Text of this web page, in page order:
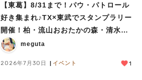
【東葛】8/31まで！パウ・パトロール
好き集まれ♪TX×東武でスタンプラリー
開催！柏・流山おおたかの森・清水公
園など10駅を巡ろう
meguta
2026年7月30日 イベント 1